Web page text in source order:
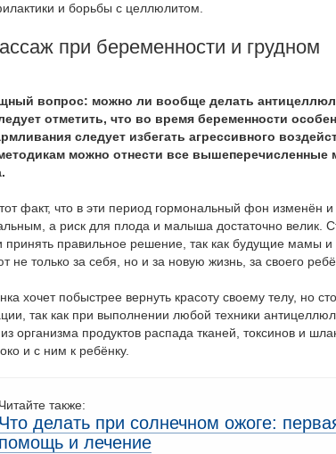
и борьбы с целлюлитом.
при беременности и грудном
вопрос: можно ли вообще делать
отметить, что во время беременности
следует избегать агрессивного
можно отнести все вышеперечисленные
факт, что в эти период гормональный фон изменён
а риск для плода и малыша достаточно велик.
принять правильное решение, так как будущие мамы
не только за себя, но и за новую жизнь, за своего
хочет побыстрее вернуть красоту своему телу, но
так как при выполнении любой техники
организма продуктов распада тканей, токсинов и
и с ним к ребёнку.
Читайте также:
Что делать при солнечном ожоге:
помощь и лечение